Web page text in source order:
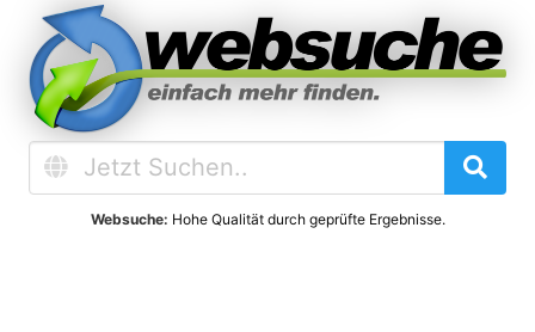
Websuche: Hohe Qualität durch geprüfte Ergebnisse.